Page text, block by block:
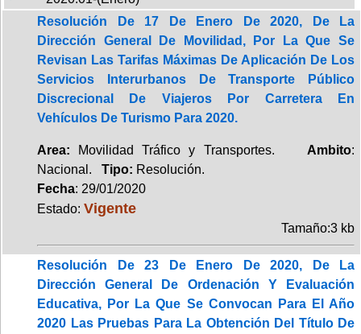
Resolución De 17 De Enero De 2020, De La
Dirección General De Movilidad, Por La Que Se
Revisan Las Tarifas Máximas De Aplicación De Los
Servicios Interurbanos De Transporte Público
Discrecional De Viajeros Por Carretera En
Vehículos De Turismo Para 2020.
Area: Movilidad Tráfico y Transportes. Ambito:
Nacional. Tipo: Resolución.
Fecha: 29/01/2020
Estado: Vigente
Tamaño:3 kb
Resolución De 23 De Enero De 2020, De La
Dirección General De Ordenación Y Evaluación
Educativa, Por La Que Se Convocan Para El Año
2020 Las Pruebas Para La Obtención Del Título De